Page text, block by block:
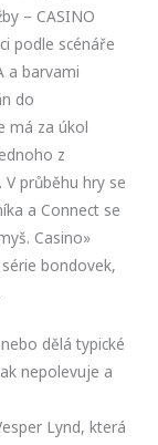
– CASINO
podle scénáře
a barvami
do
má za úkol
z
průběhu hry se
a Connect se
Casino»
bondovek,
dělá typické
nepolevuje a
Lynd, která